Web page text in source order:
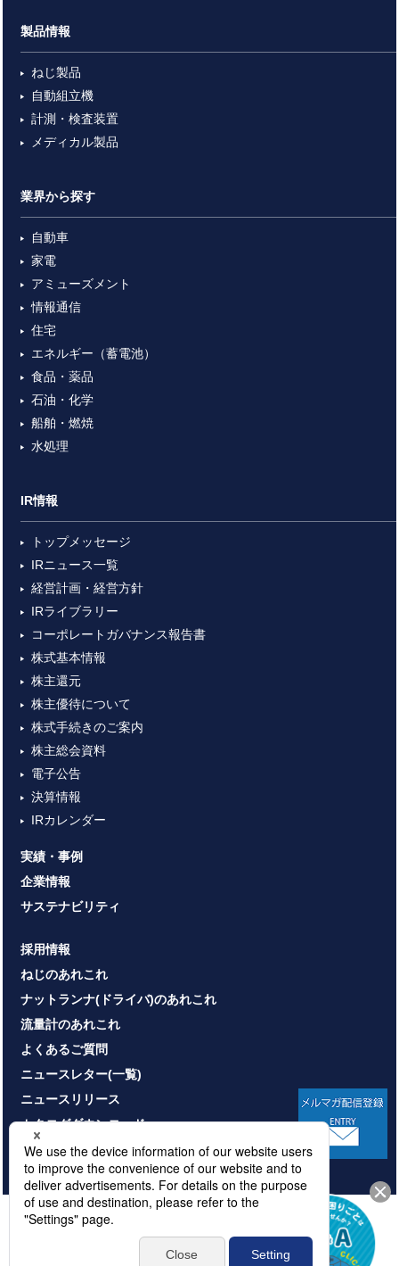
製品情報
ねじ製品
自動組立機
計測・検査装置
メディカル製品
業界から探す
自動車
家電
アミューズメント
情報通信
住宅
エネルギー（蓄電池）
食品・薬品
石油・化学
船舶・燃焼
水処理
IR情報
トップメッセージ
IRニュース一覧
経営計画・経営方針
IRライブラリー
コーポレートガバナンス報告書
株式基本情報
株主還元
株主優待について
株式手続きのご案内
株主総会資料
電子公告
決算情報
IRカレンダー
実績・事例
企業情報
サステナビリティ
採用情報
ねじのあれこれ
ナットランナ(ドライバ)のあれこれ
流量計のあれこれ
よくあるご質問
ニュースレター(一覧)
ニュースリリース
カタログダウンロード
お問い合わせ
HOME プライバシーポリシー
情報セキュリティ基本方針
© NITTOSEIKO CO., LTD. All rights reserved.